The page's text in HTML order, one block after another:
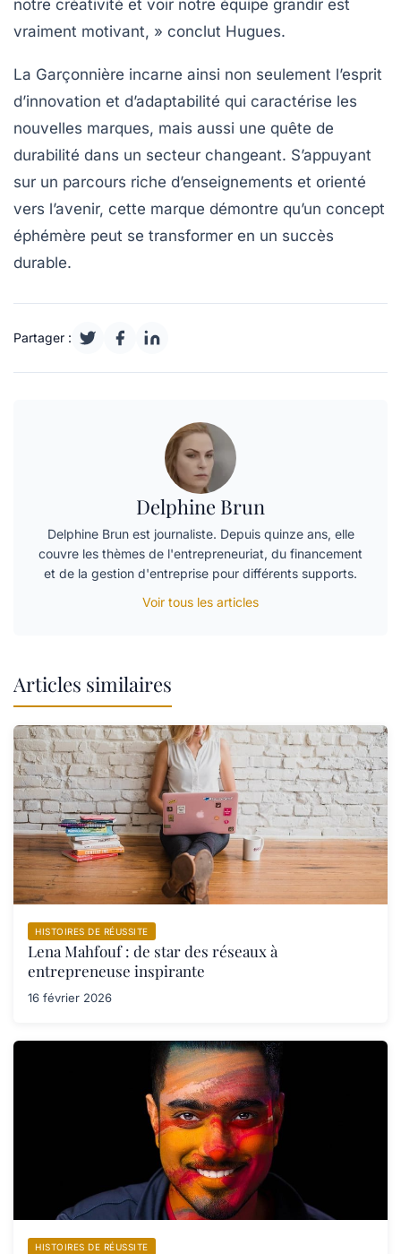
notre créativité et voir notre équipe grandir est
vraiment motivant, » conclut Hugues.
La Garçonnière incarne ainsi non seulement l’esprit
d’innovation et d’adaptabilité qui caractérise les
nouvelles marques, mais aussi une quête de
durabilité dans un secteur changeant. S’appuyant
sur un parcours riche d’enseignements et orienté
vers l’avenir, cette marque démontre qu’un concept
éphémère peut se transformer en un succès
durable.
Partager :
Delphine Brun
Delphine Brun est journaliste. Depuis quinze ans, elle
couvre les thèmes de l'entrepreneuriat, du financement
et de la gestion d'entreprise pour différents supports.
Voir tous les articles
Articles similaires
HISTOIRES DE RÉUSSITE
Lena Mahfouf : de star des réseaux à
entrepreneuse inspirante
16 février 2026
HISTOIRES DE RÉUSSITE